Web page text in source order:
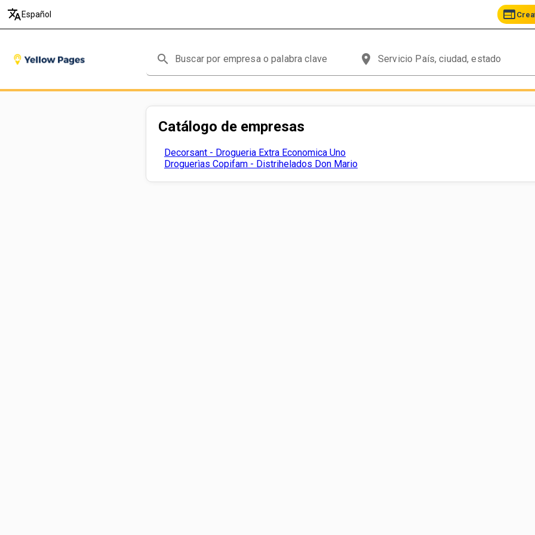
translate Español web
search place
Catálogo de empresas
Decorsant - Drogueria Extra Economica Uno
Droguerìas Copifam - Distrihelados Don Mario